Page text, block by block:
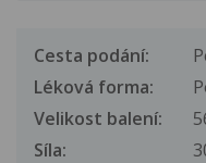
Cesta podání:
Léková forma:
Velikost balení:
Síla: